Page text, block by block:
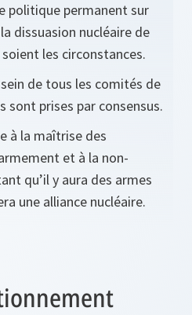
politique permanent sur
dissuasion nucléaire de
soient les circonstances.
de tous les comités de
sont prises par consensus.
à la maîtrise des
et à la non-
qu’il y aura des armes
une alliance nucléaire.